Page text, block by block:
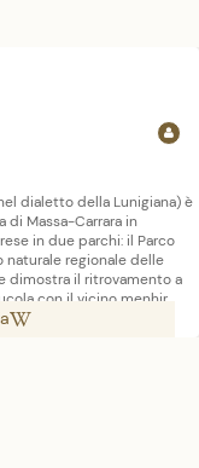
dialetto della Lunigiana) è
Massa-Carrara in
in due parchi: il Parco
naturale regionale delle
dimostra il ritrovamento a
con il vicino menhir
preistorico,
IV di Modena,